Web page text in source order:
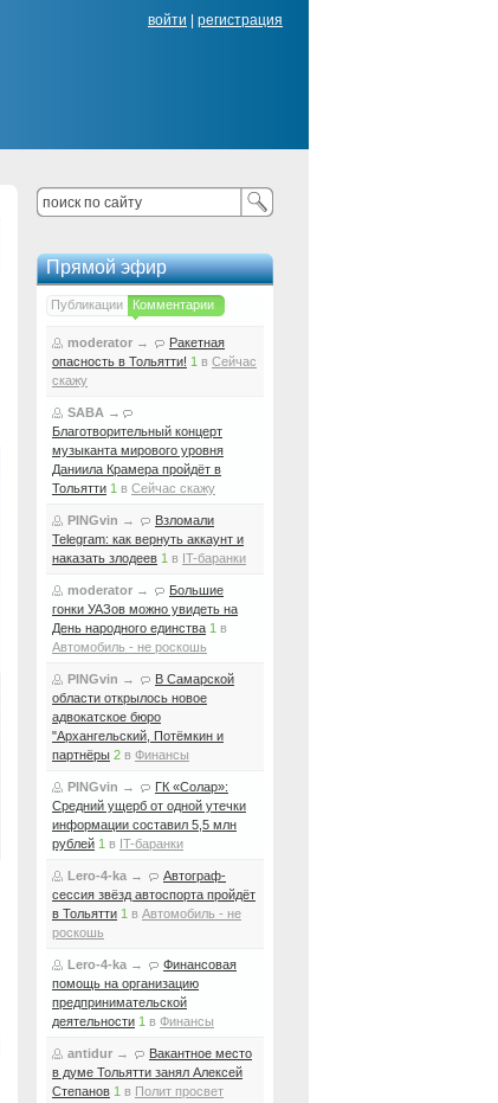
войти регистрация
Прямой эфир
Публикации Комментарии
moderator →
Ракетная
опасность в Тольятти! 1 в Сейчас
скажу
SABA →
Благотворительный концерт
музыканта мирового уровня
Даниила Крамера пройдёт в
Тольятти 1 в Сейчас скажу
PINGvin →
Взломали
Telegram: как вернуть аккаунт и
наказать злодеев 1 в IT-баранки
moderator →
Большие
гонки УАЗов можно увидеть на
День народного единства 1 в
Автомобиль - не роскошь
PINGvin →
В Самарской
области открылось новое
адвокатское бюро
"Архангельский, Потёмкин и
партнёры 2 в Финансы
PINGvin →
ГК «Солар»:
Средний ущерб от одной утечки
информации составил 5,5 млн
рублей 1 в IT-баранки
Lero-4-ka →
Автограф-
сессия звёзд автоспорта пройдёт
в Тольятти 1 в Автомобиль - не
роскошь
Lero-4-ka →
Финансовая
помощь на организацию
предпринимательской
деятельности 1 в Финансы
antidur →
Вакантное место
в думе Тольятти занял Алексей
Степанов 1 в Полит просвет